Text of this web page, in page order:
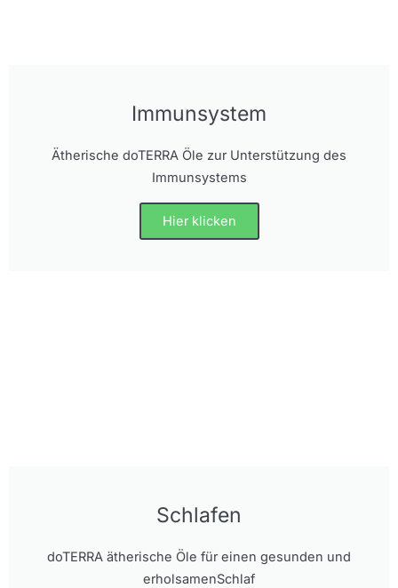
Immunsystem
Ätherische doTERRA Öle zur Unterstützung des
Immunsystems
Hier klicken
Schlafen
doTERRA ätherische Öle für einen gesunden und
erholsamenSchlaf